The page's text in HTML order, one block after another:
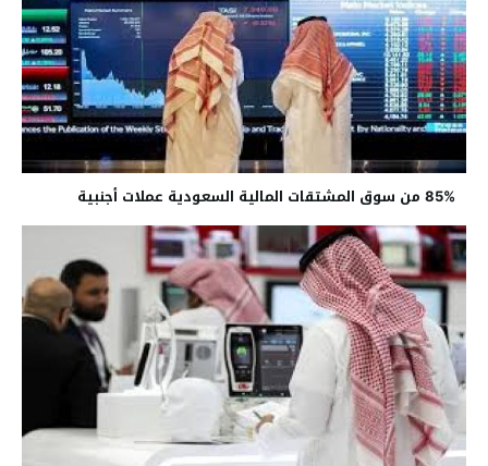
85% من سوق المشتقات المالية السعودية عملات أجنبية